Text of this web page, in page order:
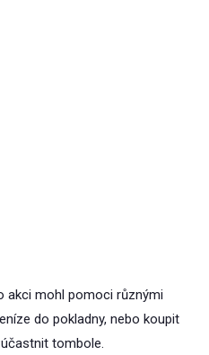
akci mohl pomoci různými
do pokladny, nebo koupit
tombole.